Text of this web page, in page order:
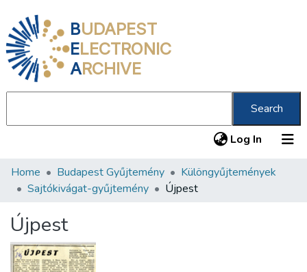
BUDAPEST
ELECTRONIC
ARCHIVE
Search
Log In (current)
Communities & Collections
Statistics
About us
Home Budapest Gyűjtemény
Különgyűjtemények
Sajtókivágat-gyűjtemény
Újpest
Újpest